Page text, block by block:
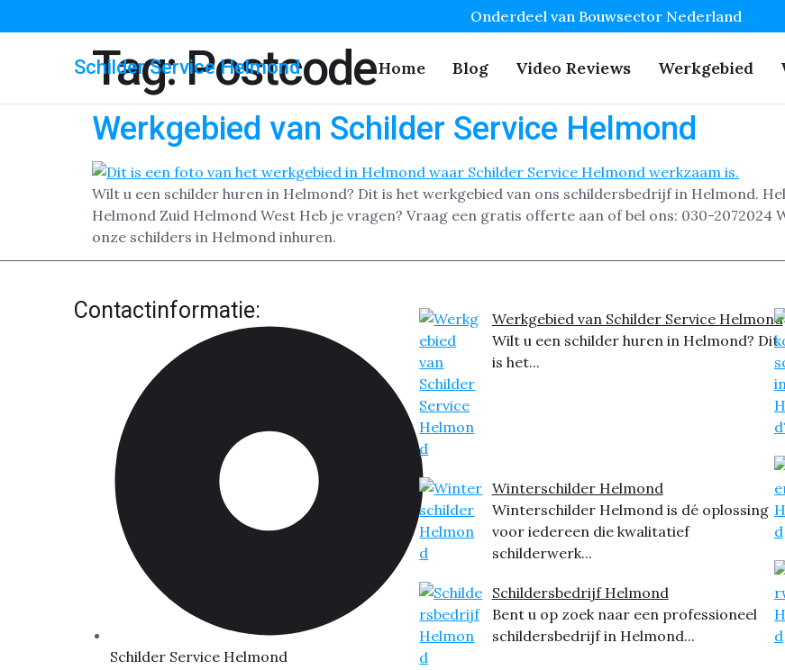
Onderdeel van Bouwsector Nederland
Schilder Service Helmond Home Blog Video Reviews Werkgebied
Tag:Postcode
Werkgebied van Schilder Service Helmond
Wilt u een schilder huren in Helmond? Dit is het werkgebied van ons schildersbedrijf in Helmond.
Helmond Zuid Helmond West Heb je vragen? Vraag een gratis offerte aan of bel ons: 030-2072024
onze schilders in Helmond inhuren.
Contactinformatie:
Schilder Service Helmond
Werkgebied van Schilder Service Helmond
Wilt u een schilder huren in Helmond? Dit
is het...
Winterschilder Helmond
Winterschilder Helmond is dé oplossing
voor iedereen die kwalitatief
schilderwerk...
Schildersbedrijf Helmond
Bent u op zoek naar een professioneel
schildersbedrijf in Helmond...